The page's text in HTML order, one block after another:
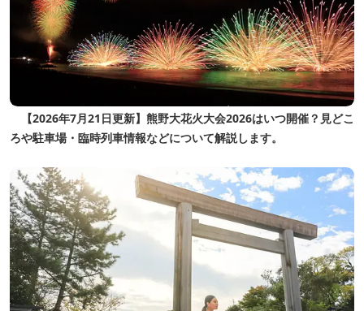
【2026年7月21日更新】熊野大花火大会2026はいつ開催？見どこ
ろや駐車場・臨時列車情報などについて解説します。